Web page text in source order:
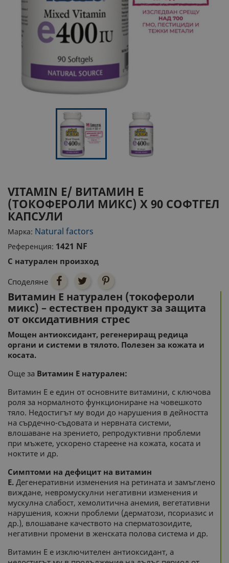
VITAMIN E/ ВИТАМИН Е
(ТОКОФЕРОЛИ МИКС) Х 90 СОФТГЕЛ
КАПСУЛИ
Марка: Natural factors
Референция: 1421 NF
С натурален произход
Споделяне
Витамин Е натурален (токофероли
микс) – естествен продукт за защита
от оксидативния стрес
Мощен антиоксидант, регенериращ редица
органи и системи в тялото. Полезен за кожата и
косата.
Още за Витамин Е натурален:
Витамин Е е един от основните витамини, с ключова
роля за нормалното функциониране на човешкото
тяло. Недостигът му води до нарушения в дейността
на сърдечно-съдовата и нервната системи,
влошаване на зрението, репродуктивни проблеми
при мъжете, ускорено стареене на кожата, косата и
ноктите и др.
Симптоми на дефицит на витамин
Е. Дегенеративни изменения на ретината и замъглено
виждане, невромускулни негативни изменения и
мускулна слабост, хемолитична анемия, вегетативни
нарушения, кожни проблеми (дерматози, псориазис и
др.), влошаване качеството на сперматозоидите,
негативни промени в женската полова система и др.
Витамин Е е изключителен антиоксидант, а